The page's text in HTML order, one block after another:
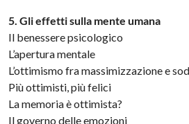
5. Gli effetti sulla mente umana
Il benessere psicologico
L’apertura mentale
L’ottimismo fra massimizzazione e
Più ottimisti, più felici
La memoria è ottimista?
Il governo delle emozioni